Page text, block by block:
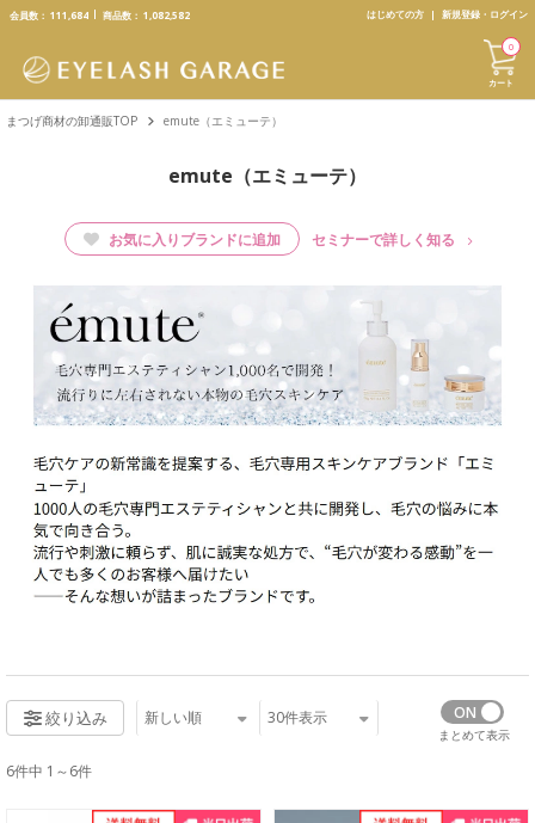
text.skipToContent
text.skipToNavigation
会員数： 111,684 商品数： 1,082,582 はじめての方 新規登録・ログイン
カート
0
まつげ商材の卸通販TOP emute（エミューテ）
emute（エミューテ）
お気に入りブランドに追加 セミナーで詳しく知る
絞り込み 新しい順 30件表示
まとめて表示
6件中 1～6件